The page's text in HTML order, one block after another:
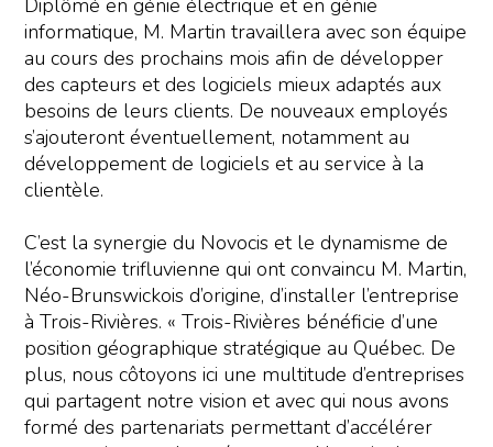
Diplômé en génie électrique et en génie
informatique, M. Martin travaillera avec son équipe
au cours des prochains mois afin de développer
des capteurs et des logiciels mieux adaptés aux
besoins de leurs clients. De nouveaux employés
s’ajouteront éventuellement, notamment au
développement de logiciels et au service à la
clientèle.
C’est la synergie du Novocis et le dynamisme de
l’économie trifluvienne qui ont convaincu M. Martin,
Néo-Brunswickois d’origine, d’installer l’entreprise
à Trois-Rivières. « Trois-Rivières bénéficie d’une
position géographique stratégique au Québec. De
plus, nous côtoyons ici une multitude d’entreprises
qui partagent notre vision et avec qui nous avons
formé des partenariats permettant d’accélérer